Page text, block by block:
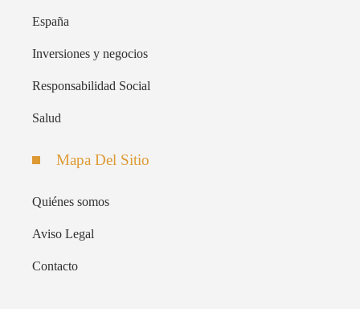
España
Inversiones y negocios
Responsabilidad Social
Salud
Mapa Del Sitio
Quiénes somos
Aviso Legal
Contacto